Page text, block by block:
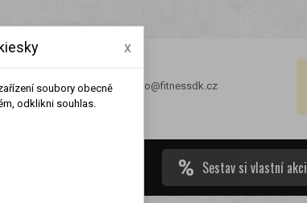
+420 491 462 001 info@fitnessdk.cz
Sestav si vlastní akci
x
soubory obecně
odklikni souhlas.